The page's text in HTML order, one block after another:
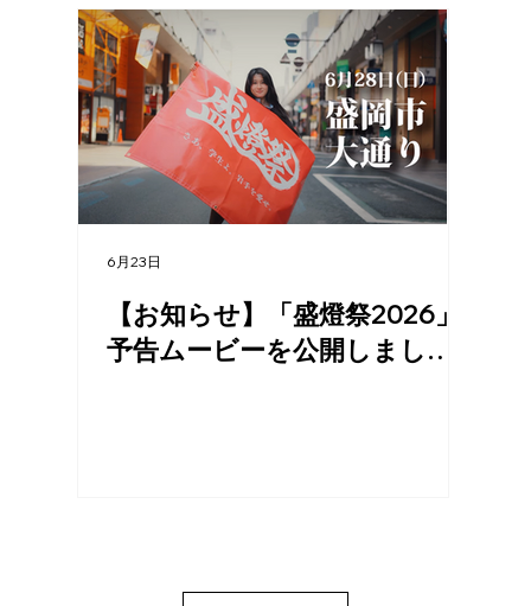
【お知らせ】「盛燈祭2026」
予告ムービーを公開しまし
6月23日